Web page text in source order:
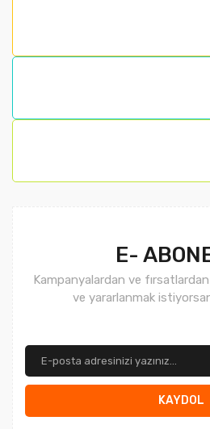
Bu ürüne benzer farklı
E-
Kampanyalardan ve
ve yararlanmak
KAYDOL